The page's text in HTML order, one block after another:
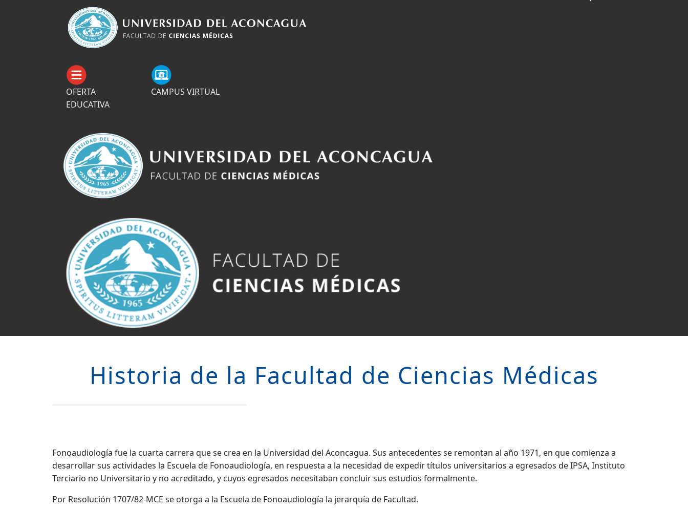
OFERTA
EDUCATIVA
CAMPUS VIRTUAL
Historia de la Facultad de Ciencias Médicas
Fonoaudiología fue la cuarta carrera que se crea en la Universidad del Aconcagua. Sus antecedentes se remontan al año 1971, en que comienza a
desarrollar sus actividades la Escuela de Fonoaudiología, en respuesta a la necesidad de expedir títulos universitarios a egresados de IPSA, Instituto
Terciario no Universitario y no acreditado, y cuyos egresados necesitaban concluir sus estudios formalmente.
Por Resolución 1707/82-MCE se otorga a la Escuela de Fonoaudiología la jerarquía de Facultad.